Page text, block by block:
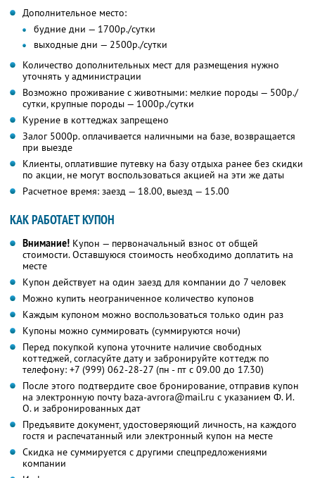
Дополнительное место:
будние дни — 1700р./сутки
выходные дни — 2500р./сутки
Количество дополнительных мест для размещения нужно
уточнять у администрации
Возможно проживание с животными: мелкие породы — 500р./
сутки, крупные породы — 1000р./сутки
Курение в коттеджах запрещено
Залог 5000р. оплачивается наличными на базе, возвращается
при выезде
Клиенты, оплатившие путевку на базу отдыха ранее без скидки
по акции, не могут воспользоваться акцией на эти же даты
Расчетное время: заезд — 18.00, выезд — 15.00
КАК РАБОТАЕТ КУПОН
Внимание! Купон — первоначальный взнос от общей
стоимости. Оставшуюся стоимость необходимо доплатить на
месте
Купон действует на один заезд для компании до 7 человек
Можно купить неограниченное количество купонов
Каждым купоном можно воспользоваться только один раз
Купоны можно суммировать (суммируются ночи)
Перед покупкой купона уточните наличие свободных
коттеджей, согласуйте дату и забронируйте коттедж по
телефону: +7 (999) 062-28-27 (пн - пт с 09.00 до 17.30)
После этого подтвердите свое бронирование, отправив купон
на электронную почту baza-avrora@mail.ru с указанием Ф. И.
О. и забронированных дат
Предъявите документ, удостоверяющий личность, на каждого
гостя и распечатанный или электронный купон на месте
Скидка не суммируется с другими спецпредложениями
компании